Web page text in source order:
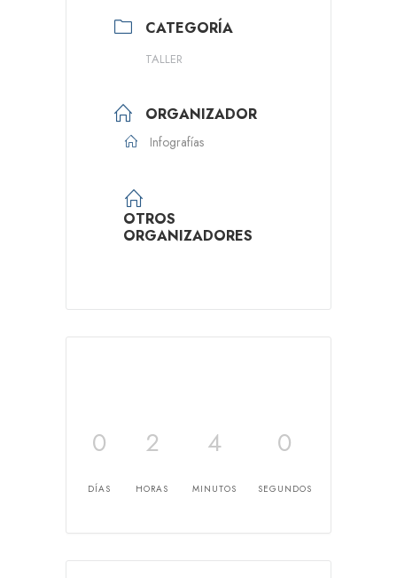
CATEGORÍA
TALLER
ORGANIZADOR
Infografías
OTROS
ORGANIZADORES
0
DÍAS
2
HORAS
4
MINUTOS
0
SEGUNDOS